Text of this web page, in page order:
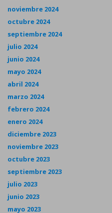
noviembre 2024
octubre 2024
septiembre 2024
julio 2024
junio 2024
mayo 2024
abril 2024
marzo 2024
febrero 2024
enero 2024
diciembre 2023
noviembre 2023
octubre 2023
septiembre 2023
julio 2023
junio 2023
mayo 2023